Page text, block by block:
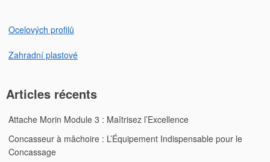
Ocelových profilů
Zahradní plastové
Articles récents
Attache Morin Module 3 : Maîtrisez l’Excellence
Concasseur à mâchoire : L’Équipement Indispensable pour le
Concassage